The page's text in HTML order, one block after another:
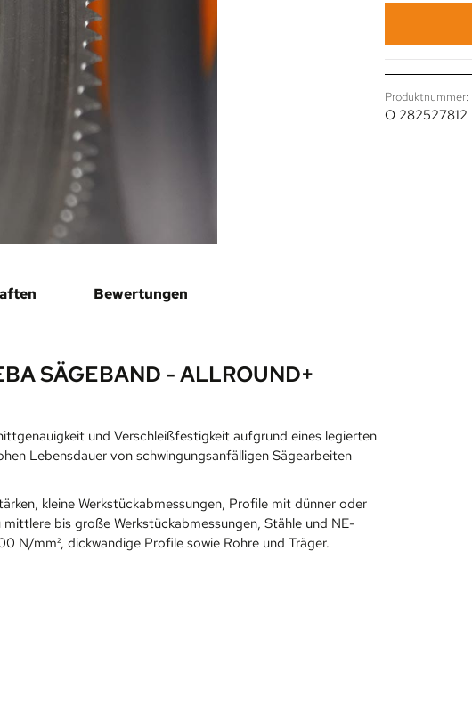
Produktnummer:
O 282527812
Bewertungen
SÄGEBAND - ALLROUND+
und Verschleißfestigkeit aufgrund eines legierten
Lebensdauer von schwingungsanfälligen Sägearbeiten
kleine Werkstückabmessungen, Profile mit dünner oder
bis große Werkstückabmessungen, Stähle und NE-
N/mm², dickwandige Profile sowie Rohre und Träger.